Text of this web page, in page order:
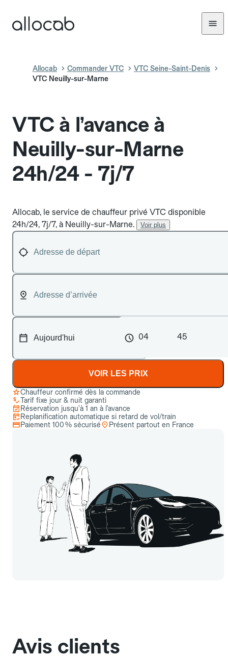
Allocab Commander VTC
VTC Seine-Saint-Denis
VTC Neuilly-sur-Marne
VTC à l’avance à
Neuilly-sur-Marne
24h/24 - 7j/7
Allocab, le service de chauffeur privé VTC disponible
24h/24, 7j/7, à Neuilly-sur-Marne.
Voir plus
04 45
VOIR LES PRIX
Chauffeur confirmé dès la commande
Tarif fixe jour & nuit garanti
Réservation jusqu’à 1 an à l’avance
Replanification automatique si retard de vol/train
Paiement 100 % sécurisé
Présent partout en France
Avis clients